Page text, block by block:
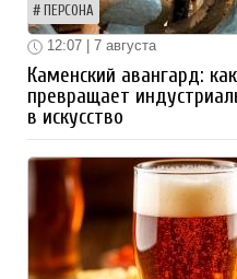
ПЕРСОНА
12:07 | 7 августа
Каменский авангард:
превращает
в искусство